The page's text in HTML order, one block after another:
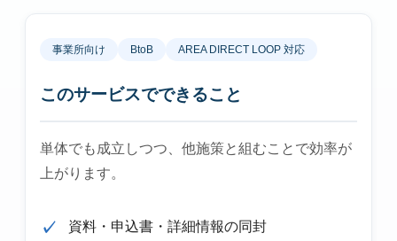
事業所向け BtoB AREA DIRECT LOOP 対応
このサービスでできること
単体でも成立しつつ、他施策と組むことで効率が
上がります。
資料・申込書・詳細情報の同封